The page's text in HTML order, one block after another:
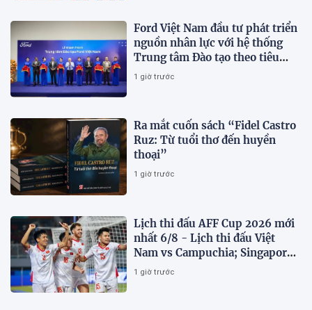
Ford Việt Nam đầu tư phát triển
nguồn nhân lực với hệ thống
Trung tâm Đào tạo theo tiêu
chuẩn toàn cầu
1 giờ trước
Ra mắt cuốn sách “Fidel Castro
Ruz: Từ tuổi thơ đến huyền
thoại”
1 giờ trước
Lịch thi đấu AFF Cup 2026 mới
nhất 6/8 - Lịch thi đấu Việt
Nam vs Campuchia; Singapore
vs Indonesia
1 giờ trước